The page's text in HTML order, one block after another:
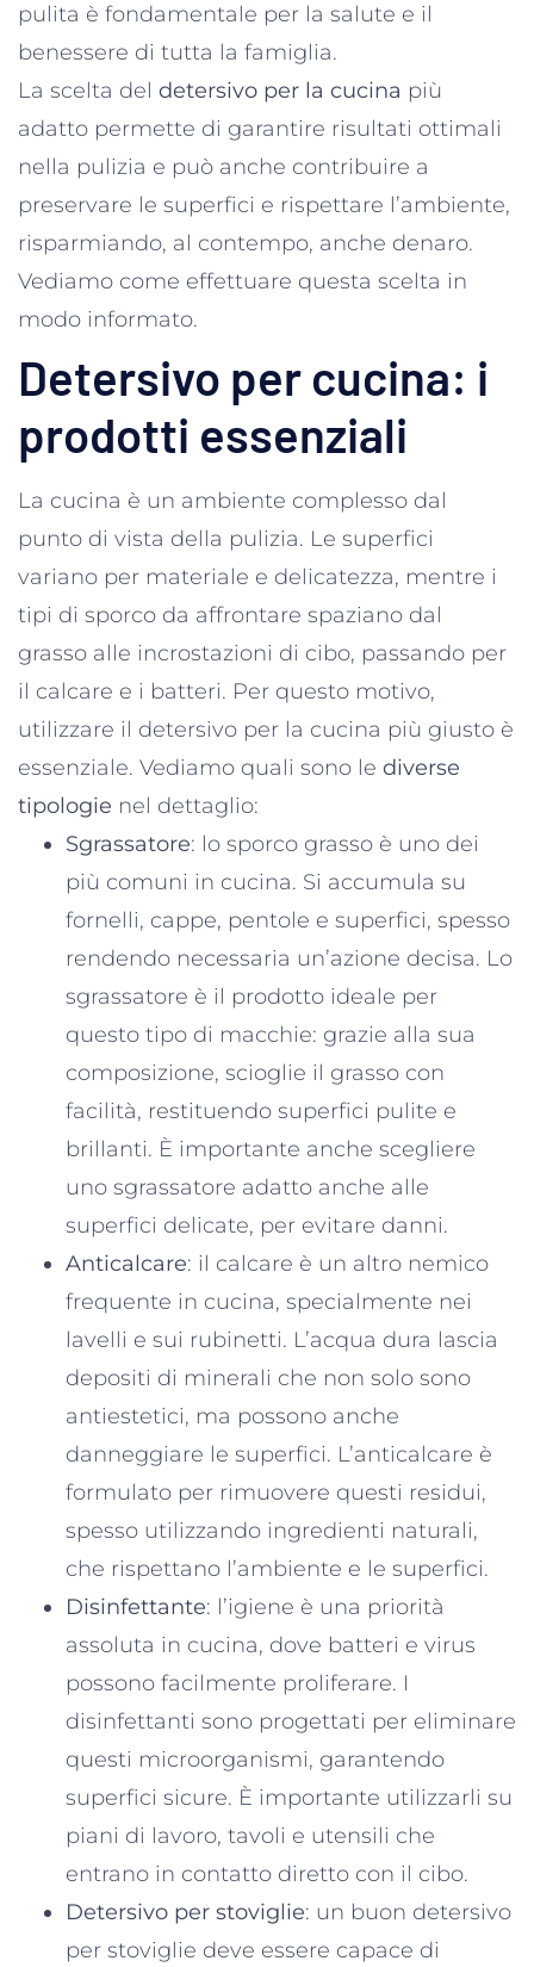
pulita è fondamentale per la salute e il
benessere di tutta la famiglia.
La scelta del detersivo per la cucina più
adatto permette di garantire risultati ottimali
nella pulizia e può anche contribuire a
preservare le superfici e rispettare l’ambiente,
risparmiando, al contempo, anche denaro.
Vediamo come effettuare questa scelta in
modo informato.
Detersivo per cucina: i
prodotti essenziali
La cucina è un ambiente complesso dal
punto di vista della pulizia. Le superfici
variano per materiale e delicatezza, mentre i
tipi di sporco da affrontare spaziano dal
grasso alle incrostazioni di cibo, passando per
il calcare e i batteri. Per questo motivo,
utilizzare il detersivo per la cucina più giusto è
essenziale. Vediamo quali sono le diverse
tipologie nel dettaglio:
Sgrassatore: lo sporco grasso è uno dei
più comuni in cucina. Si accumula su
fornelli, cappe, pentole e superfici, spesso
rendendo necessaria un’azione decisa. Lo
sgrassatore è il prodotto ideale per
questo tipo di macchie: grazie alla sua
composizione, scioglie il grasso con
facilità, restituendo superfici pulite e
brillanti. È importante anche scegliere
uno sgrassatore adatto anche alle
superfici delicate, per evitare danni.
Anticalcare: il calcare è un altro nemico
frequente in cucina, specialmente nei
lavelli e sui rubinetti. L’acqua dura lascia
depositi di minerali che non solo sono
antiestetici, ma possono anche
danneggiare le superfici. L’anticalcare è
formulato per rimuovere questi residui,
spesso utilizzando ingredienti naturali,
che rispettano l’ambiente e le superfici.
Disinfettante: l’igiene è una priorità
assoluta in cucina, dove batteri e virus
possono facilmente proliferare. I
disinfettanti sono progettati per eliminare
questi microorganismi, garantendo
superfici sicure. È importante utilizzarli su
piani di lavoro, tavoli e utensili che
entrano in contatto diretto con il cibo.
Detersivo per stoviglie: un buon detersivo
per stoviglie deve essere capace di